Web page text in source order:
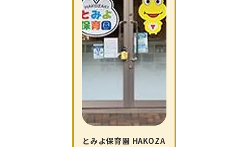
とみよ保育園 HAKOZA